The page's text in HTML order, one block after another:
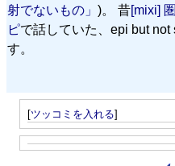
射でないもの」 )。 昔[mixi]
ピで話していた、epi but
す。
[ツッコミを入れる]